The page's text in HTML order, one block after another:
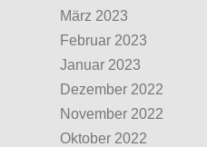
März 2023
Februar 2023
Januar 2023
Dezember 2022
November 2022
Oktober 2022